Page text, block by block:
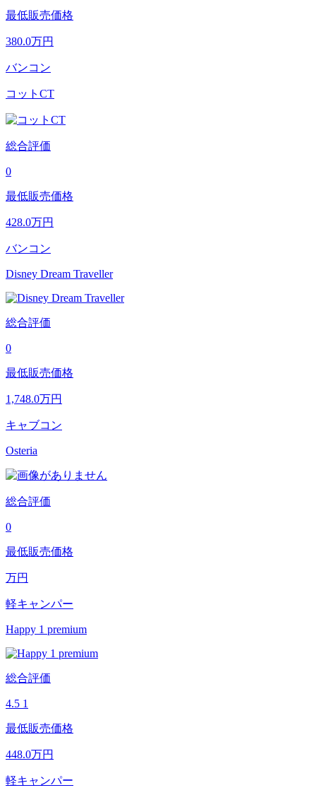
最低販売価格
380.0万円
バンコン
コットCT
総合評価
0
最低販売価格
428.0万円
バンコン
Disney Dream Traveller
総合評価
0
最低販売価格
1,748.0万円
キャブコン
Osteria
総合評価
0
最低販売価格
万円
軽キャンパー
Happy 1 premium
総合評価
4.5 1
最低販売価格
448.0万円
軽キャンパー